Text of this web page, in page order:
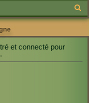
e
et connecté pour